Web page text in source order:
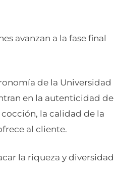
avanzan a la fase final
de la Universidad
en la autenticidad de
la calidad de la
al cliente.
la riqueza y diversidad